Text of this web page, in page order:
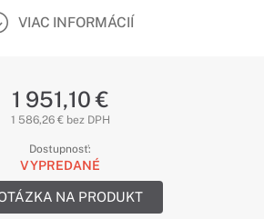
VIAC INFORMÁCIÍ
1 951,10 €
1 586,26 € bez DPH
Dostupnosť:
VYPREDANÉ
NA PRODUKT